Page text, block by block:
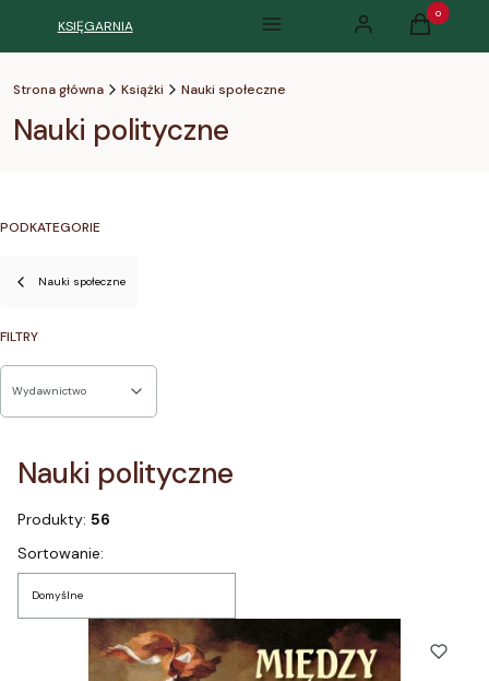
KSIĘGARNIA Menu Zaloguj się Produkty w
Koszyk
Strona główna Książki Nauki społeczne
Nauki polityczne
PODKATEGORIE
Nauki społeczne
FILTRY
Wydawnictwo
Nauki polityczne
Produkty: 56
Lista produktów
Sortowanie:
Domyślne